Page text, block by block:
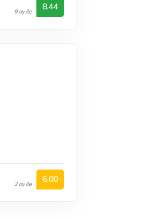
9 oy ile 8.44
2 oy ile 6.00